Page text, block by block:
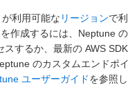
利用可能な リージョンで利
作成するには、Neptune の
するか、最新の AWS SDK
のカスタムエンドポイ
ユーザーガイドを参照し